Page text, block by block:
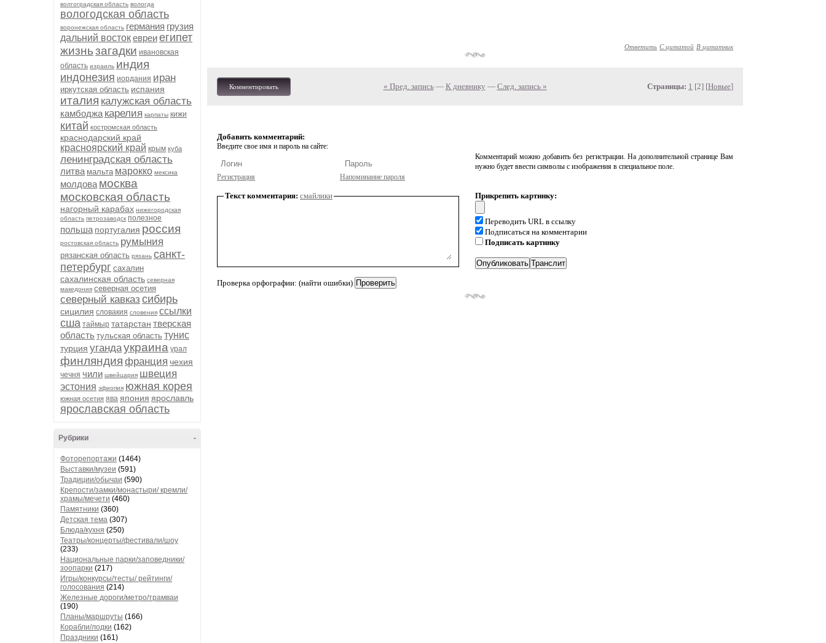
волгоградская область вологда
вологодская область
воронежская область германия грузия
дальний востокевреиегипет
жизньзагадки ивановская
область израиль индия
индонезия иордания иран
иркутская область испания
италия калужская область
камбоджа карелия карпаты кижи
китай костромская область
краснодарский край
красноярский край крым куба
ленинградская область
литва мальта марокко мексика
молдова москва
московская область
нагорный карабах нижегородская
область петрозаводск полезное
польша португалия россия
ростовская область румыния
рязанская область рязань санкт-
петербург сахалин
сахалинская область северная
македония северная осетия
северный кавказ сибирь
сицилия словакия словения ссылки
сша таймыр татарстан тверская
область тульская область тунис
турция угандаукраина урал
финляндия франция чехия
чечня чили швейцария швеция
эстония эфиопия южная корея
южная осетия ява япония ярославль
ярославская область
-
Рубрики
Фоторепортажи (1464)
Выставки/музеи (591)
Традиции/обычаи (590)
Крепости/замки/монастыри/ кремли/
храмы/мечети (460)
Памятники (360)
Детская тема (307)
Блюда/кухня (250)
Театры/концерты/фестивали/шоу
(233)
Национальные парки/заповедники/
зоопарки (217)
Игры/конкурсы/тесты/ рейтинги/
голосования (214)
Железные дороги/метро/трамваи
(190)
Планы/маршруты (166)
Корабли/лодки (162)
Праздники (161)
Ответить С цитатой В цитатник
Комментировать « Пред. запись— К дневнику — След. запись » Страницы: 1 [2] [Новые]
Добавить комментарий:
Введите свое имя и пароль на сайте:
Регистрация Напоминание пароля
Комментарий можно добавить без регистрации. На дополнительной странице Вам
нужно будет ввести символы с изображения в специальное поле.
Текст комментария: смайлики
Проверка орфографии: (найти ошибки)
Прикрепить картинку:
Переводить URL в ссылку
Подписаться на комментарии
Подписать картинку